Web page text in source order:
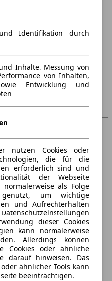
Identifikation durch
Inhalte, Messung von
von Inhalten,
Entwicklung und
nutzen Cookies oder
die für die
erforderlich sind und
der Webseite
als Folge
um wichtige
und Aufrechterhalten
dieser Cookies
kann normalerweise
Allerdings können
Cookies oder ähnliche
darauf hinweisen. Das
ähnlicher Tools kann
beeinträchtigen.